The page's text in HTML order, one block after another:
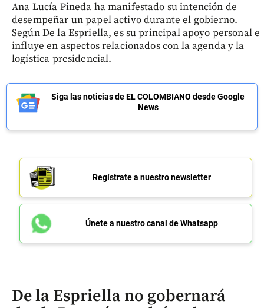
Ana Lucía Pineda ha manifestado su intención de
desempeñar un papel activo durante el gobierno.
Según De la Espriella, es su principal apoyo personal e
influye en aspectos relacionados con la agenda y la
logística presidencial.
Siga las noticias de EL COLOMBIANO desde Google
News
Regístrate a nuestro newsletter
Únete a nuestro canal de Whatsapp
De la Espriella no gobernará